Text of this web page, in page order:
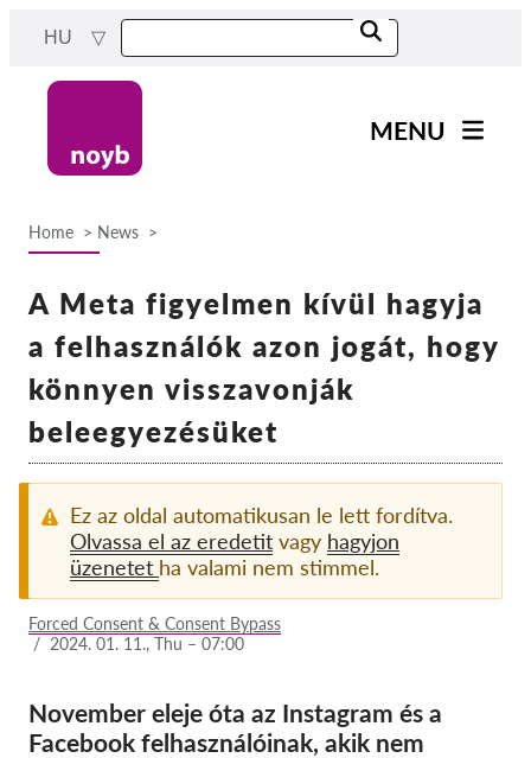
content
HU
MENU
Projektek
Reports & Resources
Exercise your rights!
Támogass bennnünket!
Tagság
Adományok
Tax deductability
Tagi Belépés
Home News
A Meta figyelmen kívül hagyja
a felhasználók azon jogát, hogy
könnyen visszavonják
beleegyezésüket
Ez az oldal automatikusan le lett fordítva.
Olvassa el az eredetit vagy hagyjon
üzenetet ha valami nem stimmel.
Forced Consent & Consent Bypass
/ 2024. 01. 11., Thu – 07:00
November eleje óta az Instagram és a
Facebook felhasználóinak, akik nem